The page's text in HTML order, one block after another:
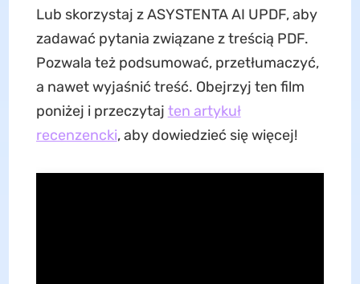
Lub skorzystaj z ASYSTENTA AI UPDF, aby
zadawać pytania związane z treścią PDF.
Pozwala też podsumować, przetłumaczyć,
a nawet wyjaśnić treść. Obejrzyj ten film
poniżej i przeczytaj ten artykuł
recenzencki, aby dowiedzieć się więcej!